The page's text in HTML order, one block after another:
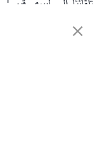
للاستخدام من قبل
الأشخاص المصابين
ليبري ڤيو ليس
عن الاستشارة